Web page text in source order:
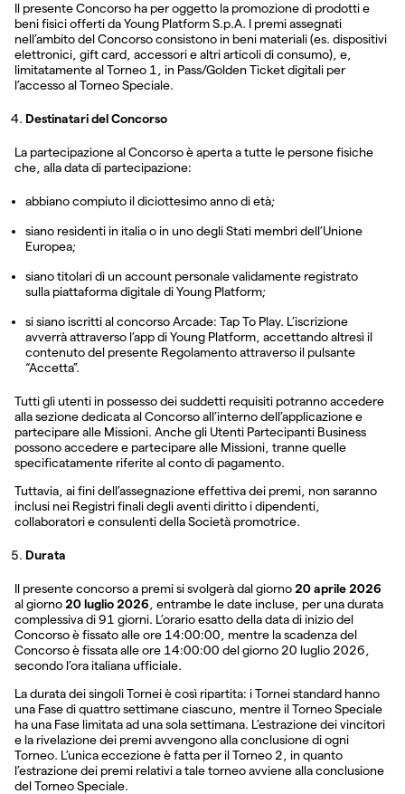
Il presente Concorso ha per oggetto la promozione di prodotti e
beni fisici offerti da Young Platform S.p.A. I premi assegnati
nell’ambito del Concorso consistono in beni materiali (es. dispositivi
elettronici, gift card, accessori e altri articoli di consumo), e,
limitatamente al Torneo 1, in Pass/Golden Ticket digitali per
l’accesso al Torneo Speciale.
Destinatari del Concorso
La partecipazione al Concorso è aperta a tutte le persone fisiche
che, alla data di partecipazione:
abbiano compiuto il diciottesimo anno di età;
siano residenti in italia o in uno degli Stati membri dell’Unione
Europea;
siano titolari di un account personale validamente registrato
sulla piattaforma digitale di Young Platform;
si siano iscritti al concorso Arcade: Tap To Play. L’iscrizione
avverrà attraverso l’app di Young Platform, accettando altresì il
contenuto del presente Regolamento attraverso il pulsante
“Accetta”.
Tutti gli utenti in possesso dei suddetti requisiti potranno accedere
alla sezione dedicata al Concorso all’interno dell’applicazione e
partecipare alle Missioni. Anche gli Utenti Partecipanti Business
possono accedere e partecipare alle Missioni, tranne quelle
specificatamente riferite al conto di pagamento.
Tuttavia, ai fini dell’assegnazione effettiva dei premi, non saranno
inclusi nei Registri finali degli aventi diritto i dipendenti,
collaboratori e consulenti della Società promotrice.
Durata
Il presente concorso a premi si svolgerà dal giorno 20 aprile 2026
al giorno 20 luglio 2026 , entrambe le date incluse, per una durata
complessiva di 91 giorni. L’orario esatto della data di inizio del
Concorso è fissato alle ore 14:00:00, mentre la scadenza del
Concorso è fissata alle ore 14:00:00 del giorno 20 luglio 2026,
secondo l’ora italiana ufficiale.
La durata dei singoli Tornei è così ripartita: i Tornei standard hanno
una Fase di quattro settimane ciascuno, mentre il Torneo Speciale
ha una Fase limitata ad una sola settimana. L’estrazione dei vincitori
e la rivelazione dei premi avvengono alla conclusione di ogni
Torneo. L’unica eccezione è fatta per il Torneo 2, in quanto
l’estrazione dei premi relativi a tale torneo avviene alla conclusione
del Torneo Speciale.